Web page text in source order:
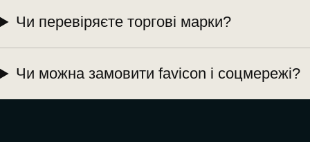
Чи перевіряєте торгові марки?
Чи можна замовити favicon і соцмережі?